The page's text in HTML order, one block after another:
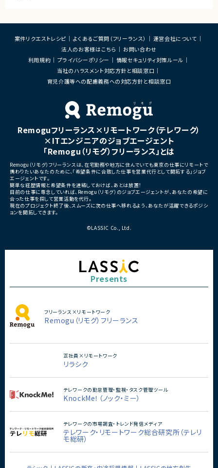
案件リクエストレシピ よくあるご質問（フリーランス）
運営会社について
法人のお客様はこちら
お問い合わせ
利用規約
プライバシーポリシー
情報セキュリティ対策ルール
当社のハラスメント対応方針と相談窓口
育児介護等への配慮義務への対応方針と相談窓口
Remoguフリーランス×リモートワーク（テレワーク）
×ITエンジニアのジョブエージェント
「Remogu（リモグ）フリーランス」とは
Remogu（リモグ）フリーランスは、在宅勤務や地方に住んでいても東京の仕事にリモートで
携わりたいあなたのために、「希望条件に合致した仕事を営業代行として開拓する」ジョブ
エージェントです。
簡単な経歴情報と希望条件を連絡しておけば、あとは放置！
目前の仕事に専念していれば、Remogu（リモグ）のジョブエージェントが、あなたの希望に
合った仕事を探して営業活動を代行。
現在のプロジェクト終了後、スムーズに次の仕事へ移れるよう、あなたが活躍できるポジシ
ョンを開拓してきます。
©LASSIC Co., Ltd.
Presents
フリーランス×リモートワーク
Remogu（リモグ）フリーランス
正社員×リモートワーク
リラシク
テレワークの勤怠管理・監視・タスク管理ツール
KnockMe！（ノック・ミー）
テレワークの市場調査・トレンド発信メディア
テレワーク・リモートワーク総合研究所（テレリ
モ総研）